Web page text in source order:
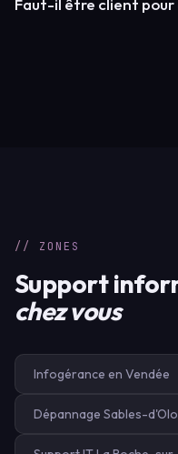
professionnel et
Faut-il être client pour
// ZONES
Support
chez vous
Infogérance en Vendée
Dépannage Sables-